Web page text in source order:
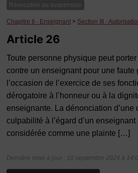
Révocation ou suspension
Chapitre II - Enseignant > Section III -
Article 26
Toute personne physique peut
contre un enseignant pour une faute
l’occasion de l’exercice de ses
dérogatoire à l’honneur ou à la
enseignante. La dénonciation d’une
culpabilité à l’égard d’un enseignant
considérée comme une plainte […]
Dernière mise à jour : 10 septembre 2024 à